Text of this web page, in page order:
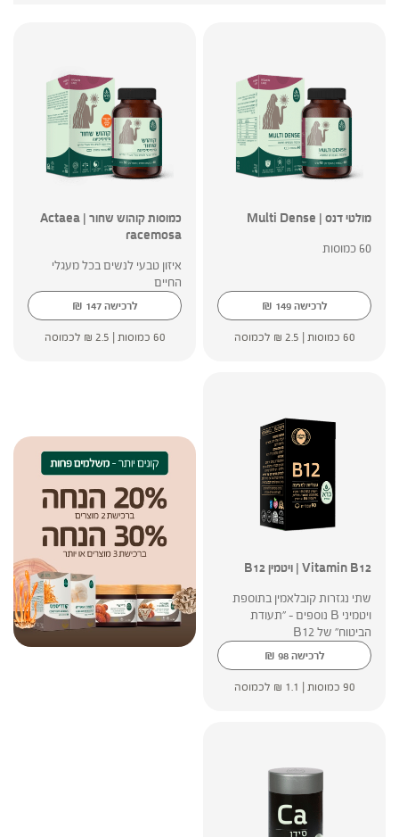
מולטי דנס | Multi Dense
60 כמוסות
לרכישה ₪ 149
60 כמוסות | ₪ 2.5 לכמוסה
כמוסות קוהוש שחור | Actaea
racemosa
איזון טבעי לנשים בכל מעגלי
החיים
לרכישה ₪ 147
60 כמוסות | ₪ 2.5 לכמוסה
Vitamin B12 | ויטמין B12
שתי נגזרות קובלאמין בתוספת
ויטמיני B נוספים - "תעודת
הביטוח" של B12
לרכישה ₪ 98
90 כמוסות | ₪ 1.1 לכמוסה